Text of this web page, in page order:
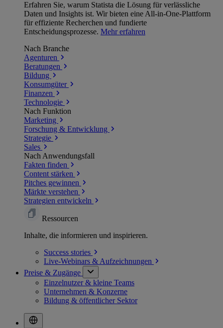
Erfahren Sie, warum Statista die Lösung für verlässliche
Daten und Insights ist. Wir bieten eine All-in-One-Plattform
für effiziente Recherchen und fundierte
Entscheidungsprozesse. Mehr erfahren
Nach Branche
Agenturen
Beratungen
Bildung
Konsumgüter
Finanzen
Technologie
Nach Funktion
Marketing
Forschung & Entwicklung
Strategie
Sales
Nach Anwendungsfall
Fakten finden
Content stärken
Pitches gewinnen
Märkte verstehen
Strategien entwickeln
Ressourcen
Inhalte, die informieren und inspirieren.
Success stories
Live-Webinars & Aufzeichnungen
Preise & Zugänge
Einzelnutzer & kleine Teams
Unternehmen & Konzerne
Bildung & öffentlicher Sektor